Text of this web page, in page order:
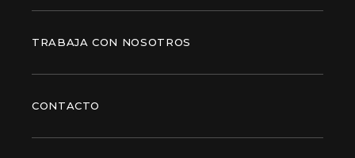
TRABAJA CON NOSOTROS
CONTACTO